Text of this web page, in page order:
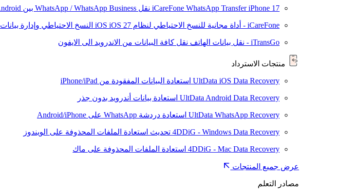
iCareFone WhatsApp TransferiPhone 17 نقل WhatsApp / WhatsApp Business بين Android و iPhone
iCareFone - أداة مجانية للنسخ الاحتياطي لنظام iOS iOS 27 النسخ الاحتياطي وإدارة بيانات iOS بسهولة
iTransGo - نقل بيانات الهاتف نقل كافة البيانات من الاندرويد الى الايفون
منتجات الاسترداد
UltData iOS Data Recovery استعادة البيانات المفقودة من iPhone/iPad
UltData Android Data Recovery استعادة بيانات أندرويد بدون جذر
UltData WhatsApp Recovery استعادة دردشة WhatsApp على Android/iPhone
4DDiG - Windows Data Recovery تحديث استعادة الملفات المحذوفة على الويندوز
4DDiG - Mac Data Recovery استعادة الملفات المحذوفة على ماك
عرض جميع المنتجات
مصادر التعلم